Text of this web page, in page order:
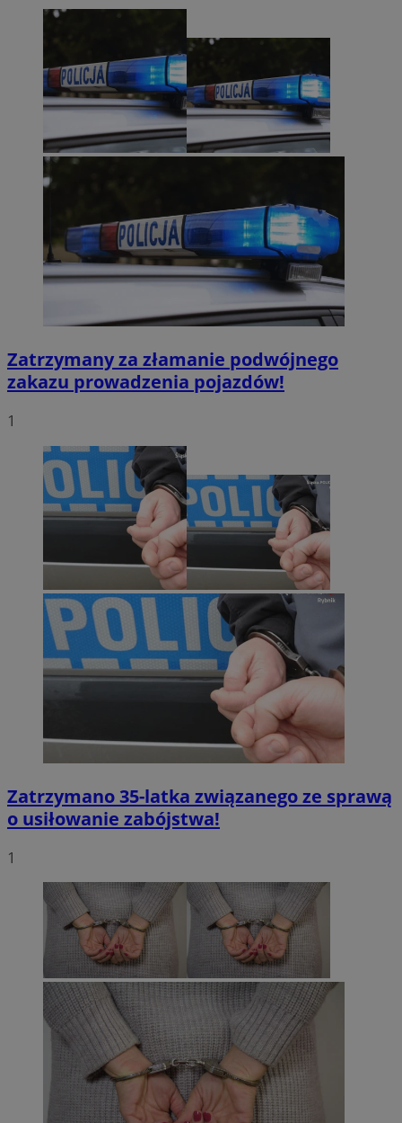
Zatrzymany za złamanie podwójnego
zakazu prowadzenia pojazdów!
1
Zatrzymano 35-latka związanego ze sprawą
o usiłowanie zabójstwa!
1